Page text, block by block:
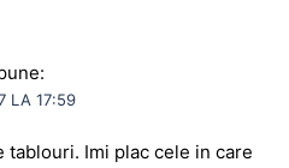
LA 17:59
tablouri. Imi plac cele in care